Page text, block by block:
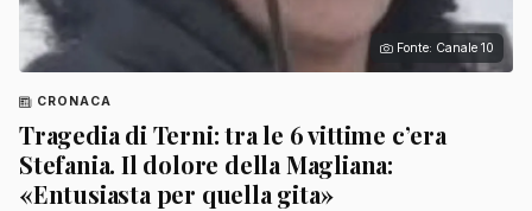
Fonte: Canale 10
CRONACA
Tragedia di Terni: tra le 6 vittime c’era
Stefania. Il dolore della Magliana:
«Entusiasta per quella gita»